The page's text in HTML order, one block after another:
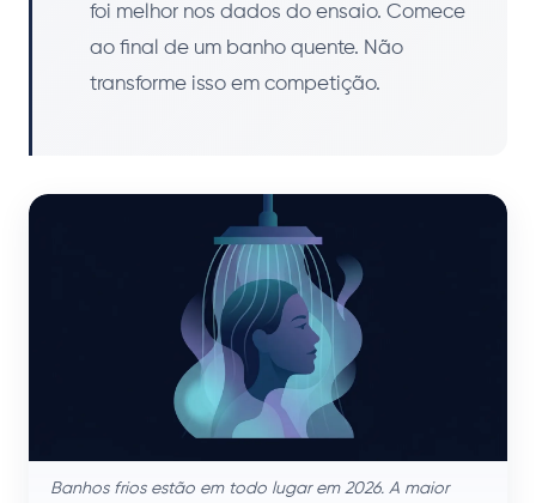
foi melhor nos dados do ensaio. Comece
ao final de um banho quente. Não
transforme isso em competição.
Banhos frios estão em todo lugar em 2026. A maior